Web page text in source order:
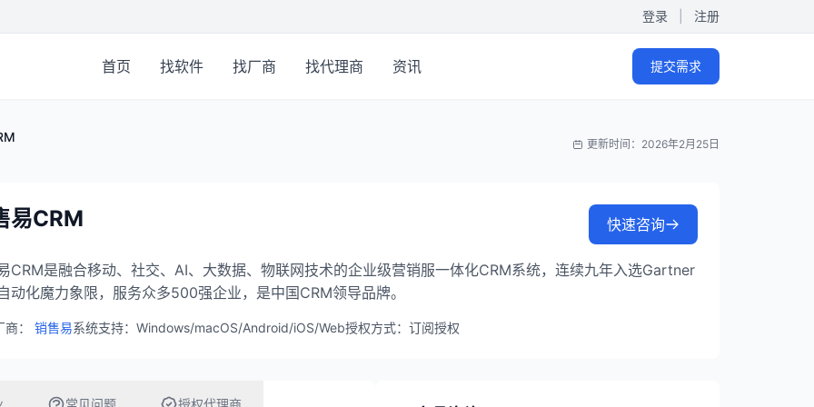
登录 注册
首页 找软件 找厂商 找代理商 资讯 提交需求
更新时间：2026年2月25日
易CRM 快速咨询
CRM是融合移动、社交、AI、大数据、物联网技术的企业级营销服一体化CRM系统，连续九年入选Gartner
动化魔力象限，服务众多500强企业，是中国CRM领导品牌。
商： 销售易系统支持：Windows/macOS/Android/iOS/Web授权方式：订阅授权
常见问题 授权代理商